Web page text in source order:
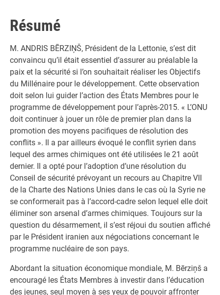
Résumé
M. ANDRIS BĒRZIŅŠ, Président de la Lettonie, s’est dit
convaincu qu’il était essentiel d’assurer au préalable la
paix et la sécurité si l’on souhaitait réaliser les Objectifs
du Millénaire pour le développement. Cette observation
doit selon lui guider l’action des États Membres pour le
programme de développement pour l’après-2015. « L’ONU
doit continuer à jouer un rôle de premier plan dans la
promotion des moyens pacifiques de résolution des
conflits ». Il a par ailleurs évoqué le conflit syrien dans
lequel des armes chimiques ont été utilisées le 21 août
dernier. Il a opté pour l’adoption d’une résolution du
Conseil de sécurité prévoyant un recours au Chapitre VII
de la Charte des Nations Unies dans le cas où la Syrie ne
se conformerait pas à l’accord-cadre selon lequel elle doit
éliminer son arsenal d’armes chimiques. Toujours sur la
question du désarmement, il s’est réjoui du soutien affiché
par le Président iranien aux négociations concernant le
programme nucléaire de son pays.
Abordant la situation économique mondiale, M. Bērziņš a
encouragé les États Membres à investir dans l’éducation
des jeunes, seul moyen à ses yeux de pouvoir affronter